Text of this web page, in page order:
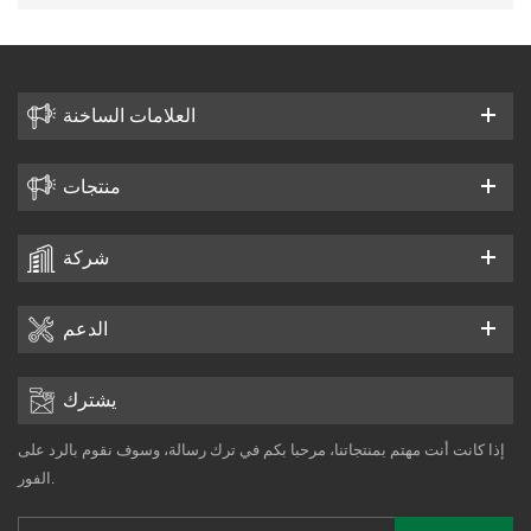
العلامات الساخنة
منتجات
شركة
الدعم
يشترك
إذا كانت أنت مهتم بمنتجاتنا، مرحبا بكم في ترك رسالة، وسوف نقوم بالرد على
الفور.